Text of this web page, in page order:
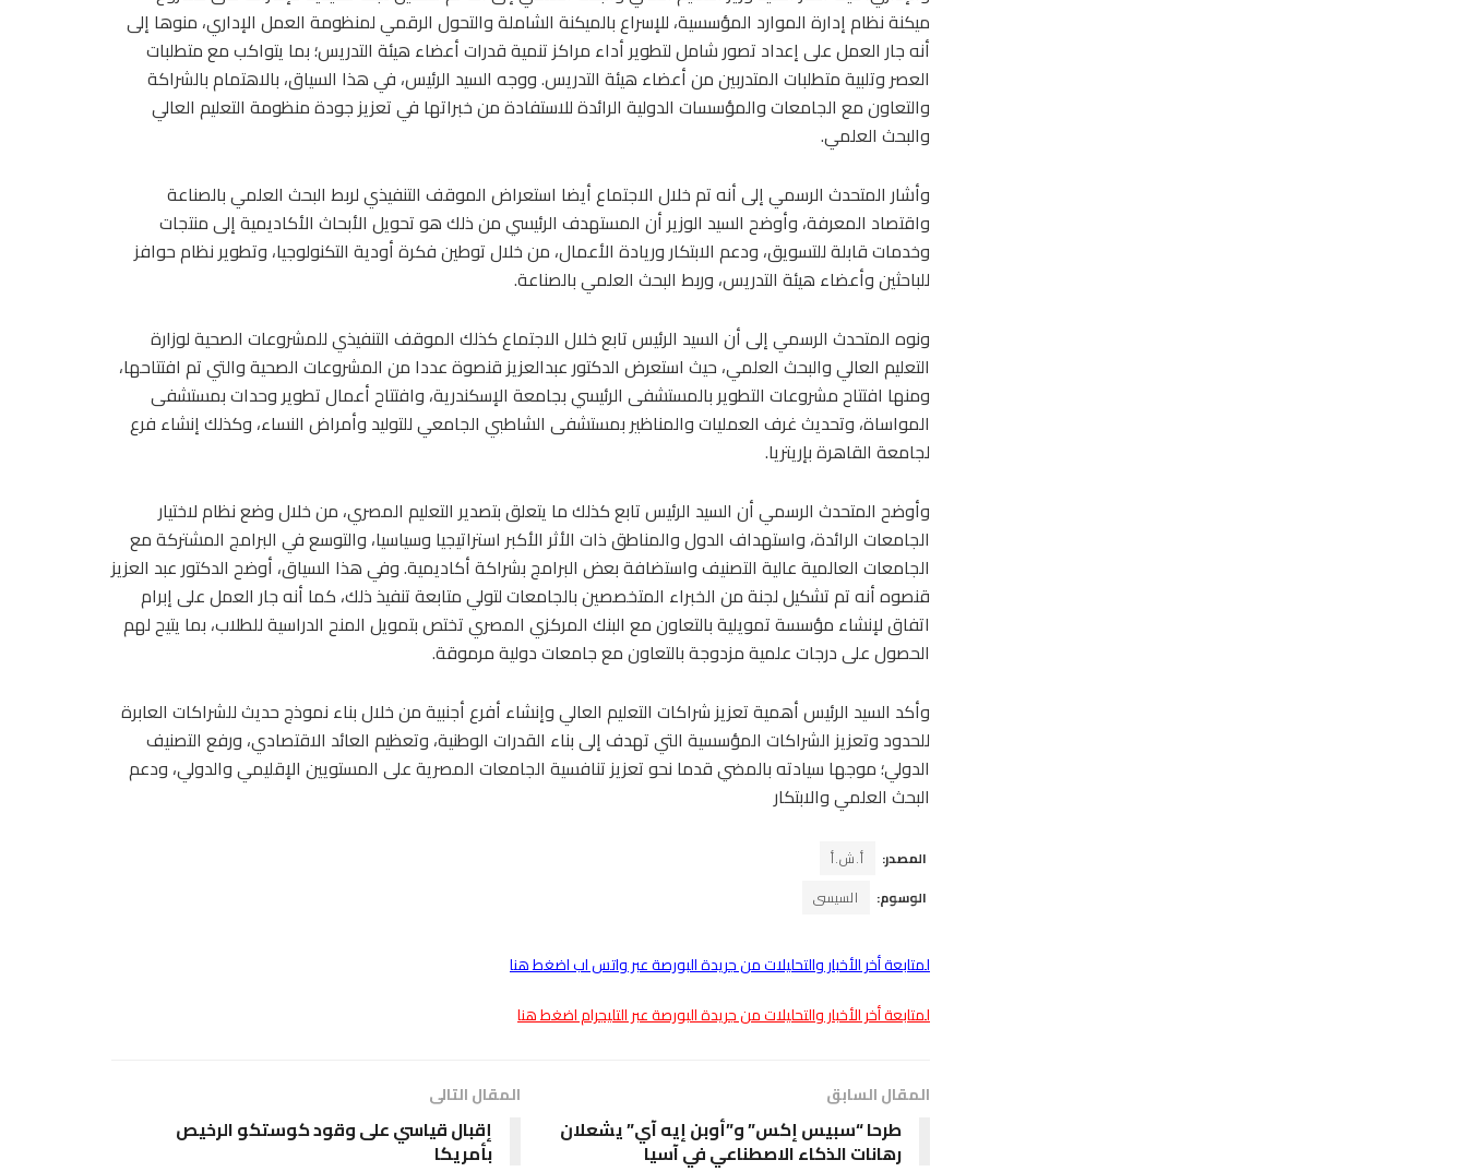
ميكنة نظام إدارة الموارد المؤسسية، للإسراع بالميكنة الشاملة والتحول الرقمي لمنظومة العمل الإداري، منوها إلى
أنه جار العمل على إعداد تصور شامل لتطوير أداء مراكز تنمية قدرات أعضاء هيئة التدريس؛ بما يتواكب مع متطلبات
العصر وتلبية متطلبات المتدربين من أعضاء هيئة التدريس. ووجه السيد الرئيس، في هذا السياق، بالاهتمام بالشراكة
والتعاون مع الجامعات والمؤسسات الدولية الرائدة للاستفادة من خبراتها في تعزيز جودة منظومة التعليم العالي
والبحث العلمي.
وأشار المتحدث الرسمي إلى أنه تم خلال الاجتماع أيضا استعراض الموقف التنفيذي لربط البحث العلمي بالصناعة
واقتصاد المعرفة، وأوضح السيد الوزير أن المستهدف الرئيسي من ذلك هو تحويل الأبحاث الأكاديمية إلى منتجات
وخدمات قابلة للتسويق، ودعم الابتكار وريادة الأعمال، من خلال توطين فكرة أودية التكنولوجيا، وتطوير نظام حوافز
للباحثين وأعضاء هيئة التدريس، وربط البحث العلمي بالصناعة.
ونوه المتحدث الرسمي إلى أن السيد الرئيس تابع خلال الاجتماع كذلك الموقف التنفيذي للمشروعات الصحية لوزارة
التعليم العالي والبحث العلمي، حيث استعرض الدكتور عبدالعزيز قنصوة عددا من المشروعات الصحية والتي تم افتتاحها،
ومنها افتتاح مشروعات التطوير بالمستشفى الرئيسي بجامعة الإسكندرية، وافتتاح أعمال تطوير وحدات بمستشفى
المواساة، وتحديث غرف العمليات والمناظير بمستشفى الشاطبي الجامعي للتوليد وأمراض النساء، وكذلك إنشاء فرع
لجامعة القاهرة بإريتريا.
وأوضح المتحدث الرسمي أن السيد الرئيس تابع كذلك ما يتعلق بتصدير التعليم المصري، من خلال وضع نظام لاختيار
الجامعات الرائدة، واستهداف الدول والمناطق ذات الأثر الأكبر استراتيجيا وسياسيا، والتوسع في البرامج المشتركة مع
الجامعات العالمية عالية التصنيف واستضافة بعض البرامج بشراكة أكاديمية. وفي هذا السياق، أوضح الدكتور عبد العزيز
قنصوه أنه تم تشكيل لجنة من الخبراء المتخصصين بالجامعات لتولي متابعة تنفيذ ذلك، كما أنه جار العمل على إبرام
اتفاق لإنشاء مؤسسة تمويلية بالتعاون مع البنك المركزي المصري تختص بتمويل المنح الدراسية للطلاب، بما يتيح لهم
الحصول على درجات علمية مزدوجة بالتعاون مع جامعات دولية مرموقة.
وأكد السيد الرئيس أهمية تعزيز شراكات التعليم العالي وإنشاء أفرع أجنبية من خلال بناء نموذج حديث للشراكات العابرة
للحدود وتعزيز الشراكات المؤسسية التي تهدف إلى بناء القدرات الوطنية، وتعظيم العائد الاقتصادي، ورفع التصنيف
الدولي؛ موجها سيادته بالمضي قدما نحو تعزيز تنافسية الجامعات المصرية على المستويين الإقليمي والدولي، ودعم
البحث العلمي والابتكار
المصدر:
أ.ش.أ
الوسوم:
السيسى
لمتابعة أخر الأخبار والتحليلات من جريدة البورصة عبر واتس اب اضغط هنا
لمتابعة أخر الأخبار والتحليلات من جريدة البورصة عبر التليجرام اضغط هنا
المقال السابق
طرحا “سبيس إكس” و”أوبن إيه آي” يشعلان
رهانات الذكاء الاصطناعي في آسيا
المقال التالى
إقبال قياسي على وقود كوستكو الرخيص
بأمريكا